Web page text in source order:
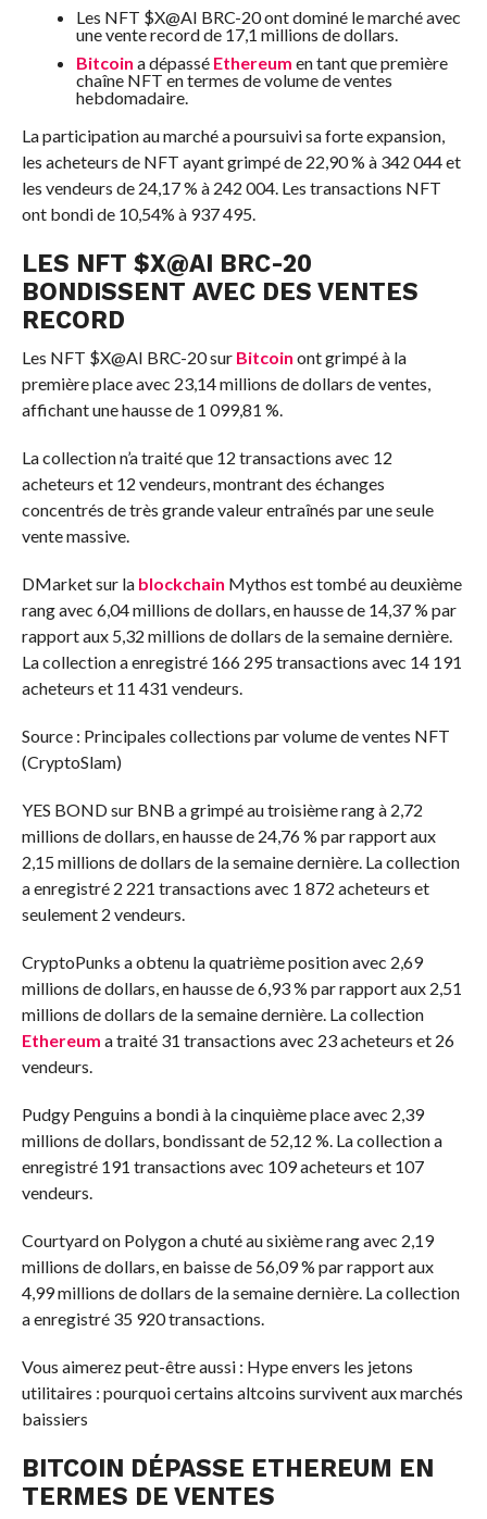
Les NFT $X@AI BRC-20 ont dominé le marché avec
une vente record de 17,1 millions de dollars.
Bitcoin a dépassé Ethereum en tant que première
chaîne NFT en termes de volume de ventes
hebdomadaire.
La participation au marché a poursuivi sa forte expansion,
les acheteurs de NFT ayant grimpé de 22,90 % à 342 044 et
les vendeurs de 24,17 % à 242 004. Les transactions NFT
ont bondi de 10,54% à 937 495.
LES NFT $X@AI BRC-20
BONDISSENT AVEC DES VENTES
RECORD
Les NFT $X@AI BRC-20 sur Bitcoin ont grimpé à la
première place avec 23,14 millions de dollars de ventes,
affichant une hausse de 1 099,81 %.
La collection n’a traité que 12 transactions avec 12
acheteurs et 12 vendeurs, montrant des échanges
concentrés de très grande valeur entraînés par une seule
vente massive.
DMarket sur la blockchain Mythos est tombé au deuxième
rang avec 6,04 millions de dollars, en hausse de 14,37 % par
rapport aux 5,32 millions de dollars de la semaine dernière.
La collection a enregistré 166 295 transactions avec 14 191
acheteurs et 11 431 vendeurs.
Source : Principales collections par volume de ventes NFT
(CryptoSlam)
YES BOND sur BNB a grimpé au troisième rang à 2,72
millions de dollars, en hausse de 24,76 % par rapport aux
2,15 millions de dollars de la semaine dernière. La collection
a enregistré 2 221 transactions avec 1 872 acheteurs et
seulement 2 vendeurs.
CryptoPunks a obtenu la quatrième position avec 2,69
millions de dollars, en hausse de 6,93 % par rapport aux 2,51
millions de dollars de la semaine dernière. La collection
Ethereum a traité 31 transactions avec 23 acheteurs et 26
vendeurs.
Pudgy Penguins a bondi à la cinquième place avec 2,39
millions de dollars, bondissant de 52,12 %. La collection a
enregistré 191 transactions avec 109 acheteurs et 107
vendeurs.
Courtyard on Polygon a chuté au sixième rang avec 2,19
millions de dollars, en baisse de 56,09 % par rapport aux
4,99 millions de dollars de la semaine dernière. La collection
a enregistré 35 920 transactions.
Vous aimerez peut-être aussi : Hype envers les jetons
utilitaires : pourquoi certains altcoins survivent aux marchés
baissiers
BITCOIN DÉPASSE ETHEREUM EN
TERMES DE VENTES